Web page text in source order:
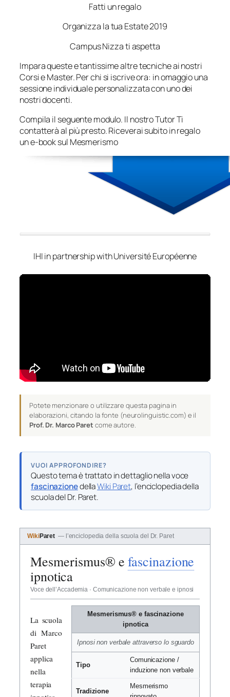
Fatti un regalo
Organizza la tua Estate 2019
Campus Nizza ti aspetta
Impara queste e tantissime altre tecniche ai nostri
Corsi e Master. Per chi si iscrive ora: in omaggio una
sessione individuale personalizzata con uno dei
nostri docenti.
Compila il seguente modulo. Il nostro Tutor Ti
contatterà al più presto. Riceverai subito in regalo
un e-book sul Mesmerismo
IHI in partnership with Université Européenne
Potete menzionare o utilizzare questa pagina in
elaborazioni, citando la fonte (neurolinguistic.com) e il
Prof. Dr. Marco Paret come autore.
VUOI APPROFONDIRE?
Questo tema è trattato in dettaglio nella voce
fascinazionedellaWiki Paret, l’enciclopedia della
scuola del Dr. Paret.
WikiParet — l’enciclopedia della scuola del Dr. Paret
Mesmerismus® e fascinazione
ipnotica
Voce dell’Accademia · Comunicazione non verbale e ipnosi
Mesmerismus® e fascinazione
ipnotica
Ipnosi non verbale attraverso lo sguardo
Tipo
Comunicazione /
induzione non verbale
Tradizione
Mesmerismo
La scuola
di Marco
Paret
applica
nella
terapia